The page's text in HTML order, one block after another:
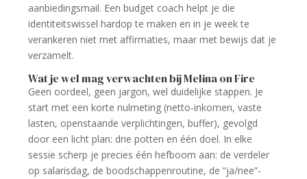
aanbiedingsmail. Een budget coach helpt je die
identiteitswissel hardop te maken en in je week te
verankeren niet met affirmaties, maar met bewijs dat je
verzamelt.
Wat je wel mag verwachten bij Melina on Fire
Geen oordeel, geen jargon, wel duidelijke stappen. Je
start met een korte nulmeting (netto-inkomen, vaste
lasten, openstaande verplichtingen, buffer), gevolgd
door een licht plan: drie potten en één doel. In elke
sessie scherp je precies één hefboom aan: de verdeler
op salarisdag, de boodschappenroutine, de “ja/nee”-